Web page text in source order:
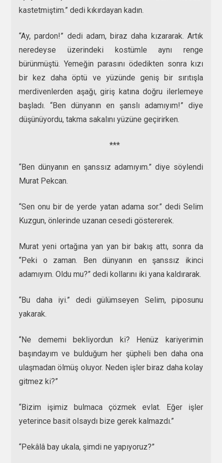
kastetmiştim.” dedi kıkırdayan kadın.
“Ay, pardon!” dedi adam, biraz daha kızararak. Artık
neredeyse üzerindeki kostümle aynı renge
bürünmüştü. Yemeğin parasını ödedikten sonra kızı
bir kez daha öptü ve yüzünde geniş bir sırıtışla
merdivenlerden aşağı, giriş katına doğru ilerlemeye
başladı. “Ben dünyanın en şanslı adamıyım!” diye
düşünüyordu, takma sakalını yüzüne geçirirken.
***
“Ben dünyanın en şanssız adamıyım.” diye söylendi
Murat Pekcan.
“Sen onu bir de yerde yatan adama sor.” dedi Selim
Kuzgun, önlerinde uzanan cesedi göstererek.
Murat yeni ortağına yan yan bir bakış attı, sonra da
“Peki o zaman. Ben dünyanın en şanssız ikinci
adamıyım. Oldu mu?” dedi kollarını iki yana kaldırarak.
“Bu daha iyi.” dedi gülümseyen Selim, piposunu
yakarak.
“Ne dememi bekliyordun ki? Henüz kariyerimin
başındayım ve bulduğum her şüpheli ben daha ona
ulaşmadan ölmüş oluyor. Neden işler biraz daha kolay
gitmez ki?”
“Bizim işimiz bulmaca çözmek evlat. Eğer işler
yeterince basit olsaydı bize gerek kalmazdı.”
“Pekâlâ bay ukala, şimdi ne yapıyoruz?”